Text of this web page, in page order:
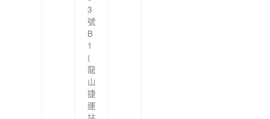
3
號
B
1
(
龍
山
捷
運